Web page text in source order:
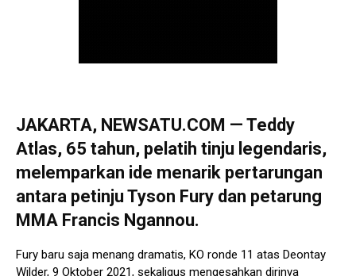
JAKARTA, NEWSATU.COM — Teddy
Atlas, 65 tahun, pelatih tinju legendaris,
melemparkan ide menarik pertarungan
antara petinju Tyson Fury dan petarung
MMA Francis Ngannou.
Fury baru saja menang dramatis, KO ronde 11 atas Deontay
Wilder, 9 Oktober 2021, sekaligus mengesahkan dirinya